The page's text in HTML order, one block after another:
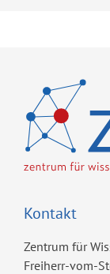
Kontakt
Zentrum für
Freiherr-vom-